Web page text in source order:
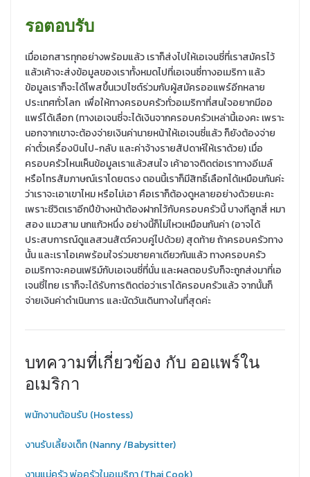
รอตอบรับ
เมื่อเอกสารทุกอย่างพร้อมแล้ว เราก็ส่งไปให้เอเจนซี่ที่เราสมัครไว้
แล้วเค้าจะส่งข้อมูลของเราทั้งหมดไปที่เอเจนซี่ทางอเมริกา แล้ว
ข้อมูลเราก็จะได้โพสขึ้นเวปไซต์ร่วมกับผู้สมัครออแพร์อีกหลาย
ประเทศทั่วโลก เพื่อให้ทางครอบครัวทั่วอเมริกาที่สนใจอยากมีออ
แพร์ได้เลือก (ทางเอเจนซี่จะได้เงินจากครอบครัวเหล่านี้เองคะ เพราะ
นอกจากเขาจะต้องจ่ายเงินค่านายหน้าให้เอเจนซี่แล้ว ก็ยังต้องจ่าย
ค่าตั๋วเครื่องบินไป-กลับ และค่าจ้างรายสัปดาห์ให้เราด้วย) เมื่อ
ครอบครัวไหนเห็นข้อมูลเราแล้วสนใจ เค้าอาจติดต่อเราทางอีเมล์
หรือโทรสัมภาษณ์เราโดยตรง ตอนนี้เราก็มีสิทธิ์เลือกได้เหมือนกันค่ะ
ว่าเราจะเอาเขาไหม หรือไม่เอา คือเราก็ต้องดูหลายอย่างด้วยนะคะ
เพราะชีวิตเราอีกปีข้างหน้าต้องฝากไว้กับครอบครัวนี้ บางทีลูกสี่ หมา
สอง แมวสาม นกแก้วหนึ่ง อย่างนี้ก็ไม่ไหวเหมือนกันค่า (อาจได้
ประสบการณ์ดูแลสวนสัตว์ควบคู่ไปด้วย) สุดท้าย ถ้าครอบครัวทาง
นั้น และเราโอเคพร้อมใจร่วมชายคาเดียวกันแล้ว ทางครอบครัว
อเมริกาจะคอนเฟริม์กับเอเจนซี่ที่นั่น และผลตอบรับก็จะถูกส่งมาที่เอ
เจนซี่ไทย เราก็จะได้รับการติดต่อว่าเราได้ครอบครัวแล้ว จากนั้นก็
จ่ายเงินค่าดำเนินการ และนัดวันเดินทางในที่สุดค่ะ
บทความที่เกี่ยวข้อง กับ ออแพร์ใน
อเมริกา
พนักงานต้อนรับ (Hostess)
งานรับเลี้ยงเด็ก (Nanny /Babysitter)